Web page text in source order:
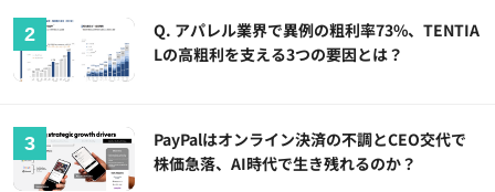
Q. アパレル業界で異例の粗利率73%、TENTIA
Lの高粗利を支える3つの要因とは？
PayPalはオンライン決済の不調とCEO交代で
株価急落、AI時代で生き残れるのか？